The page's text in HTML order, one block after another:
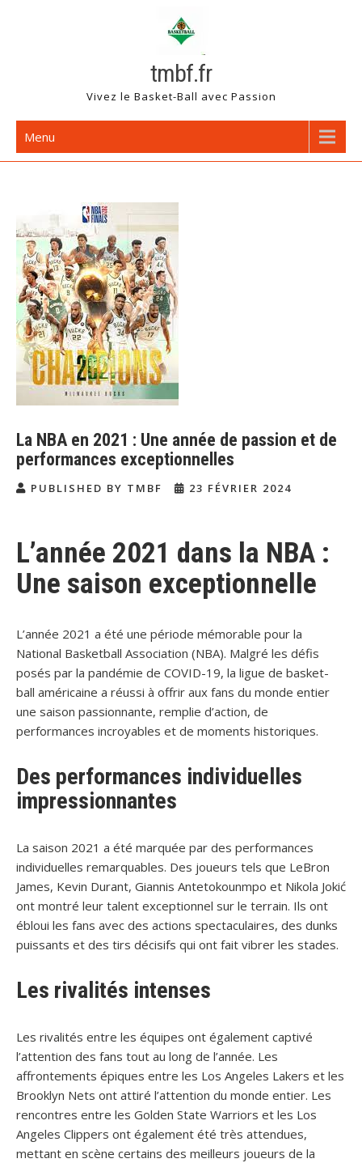
tmbf.fr
Vivez le Basket-Ball avec Passion
Menu
La NBA en 2021 : Une année de passion et de
performances exceptionnelles
PUBLISHED BY TMBF 23 FÉVRIER 2024
L’année 2021 dans la NBA :
Une saison exceptionnelle
L’année 2021 a été une période mémorable pour la
National Basketball Association (NBA). Malgré les défis
posés par la pandémie de COVID-19, la ligue de basket-
ball américaine a réussi à offrir aux fans du monde entier
une saison passionnante, remplie d’action, de
performances incroyables et de moments historiques.
Des performances individuelles
impressionnantes
La saison 2021 a été marquée par des performances
individuelles remarquables. Des joueurs tels que LeBron
James, Kevin Durant, Giannis Antetokounmpo et Nikola Jokić
ont montré leur talent exceptionnel sur le terrain. Ils ont
ébloui les fans avec des actions spectaculaires, des dunks
puissants et des tirs décisifs qui ont fait vibrer les stades.
Les rivalités intenses
Les rivalités entre les équipes ont également captivé
l’attention des fans tout au long de l’année. Les
affrontements épiques entre les Los Angeles Lakers et les
Brooklyn Nets ont attiré l’attention du monde entier. Les
rencontres entre les Golden State Warriors et les Los
Angeles Clippers ont également été très attendues,
mettant en scène certains des meilleurs joueurs de la